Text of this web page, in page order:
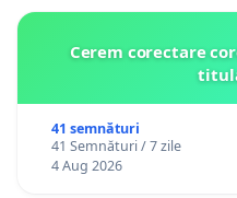
Cerem corectare
41 semnături
41 Semnături / 7 zile
4 Aug 2026